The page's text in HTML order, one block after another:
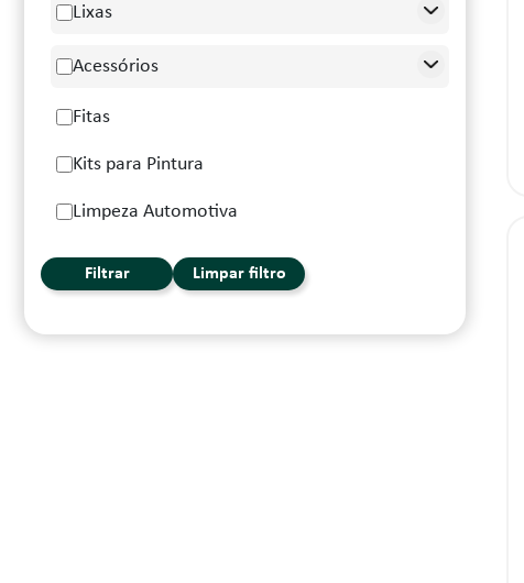
Lixas
Acessórios
Fitas
Kits para Pintura
Limpeza Automotiva
Filtrar Limpar filtro